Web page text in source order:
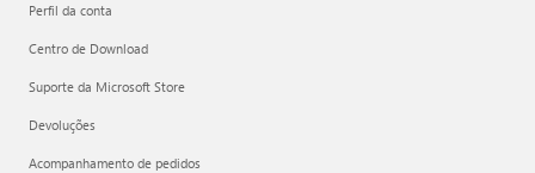
Perfil da conta
Centro de Download
Suporte da Microsoft Store
Devoluções
Acompanhamento de pedidos